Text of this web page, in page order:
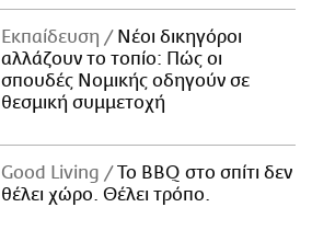
Εκπαίδευση
Νέοι δικηγόροι
αλλάζουν το τοπίο: Πώς οι
σπουδές Νομικής οδηγούν σε
θεσμική συμμετοχή
Good Living
Το BBQ στο σπίτι δεν
θέλει χώρο. Θέλει τρόπο.